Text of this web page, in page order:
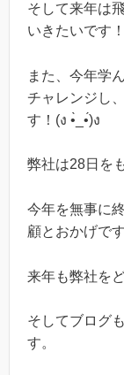
そして来年は
いきたいです！
また、今年学
チャレンジし
す！(ง •̀_•́)ง
弊社は28日を
今年を無事に
顧とおかげです
来年も弊社を
そしてブログ
す。